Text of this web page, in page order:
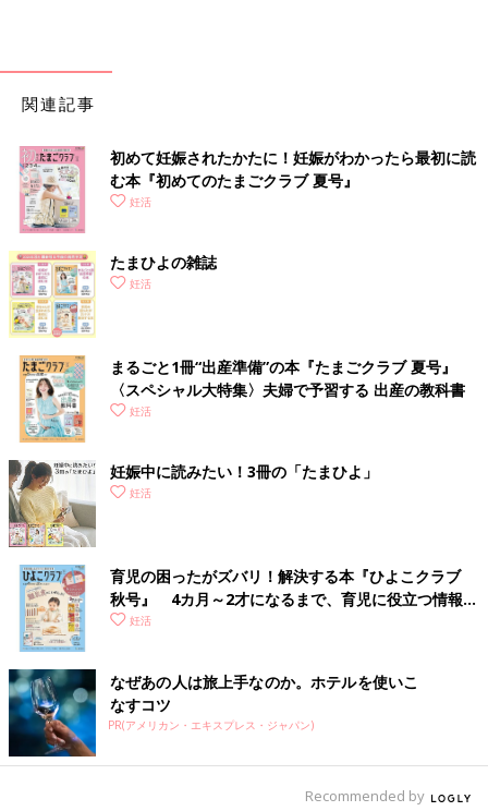
関連記事
初めて妊娠されたかたに！妊娠がわかったら最初に読
む本『初めてのたまごクラブ 夏号』
妊活
たまひよの雑誌
妊活
まるごと1冊“出産準備”の本『たまごクラブ 夏号』
〈スペシャル大特集〉夫婦で予習する 出産の教科書
妊活
妊娠中に読みたい！3冊の「たまひよ」
妊活
育児の困ったがズバリ！解決する本『ひよこクラブ
秋号』 4カ月～2才になるまで、育児に役立つ情報が
いっぱい！
妊活
なぜあの人は旅上手なのか。ホテルを使いこ
なすコツ
PR(アメリカン・エキスプレス・ジャパン)
Recommended by